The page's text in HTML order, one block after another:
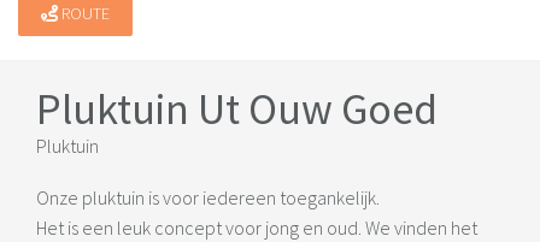
ROUTE
Pluktuin Ut Ouw Goed
Pluktuin
Onze pluktuin is voor iedereen toegankelijk.
Het is een leuk concept voor jong en oud. We vinden het